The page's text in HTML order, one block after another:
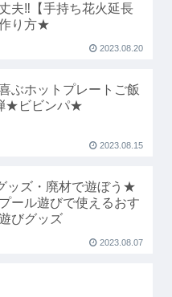
夫‼【手持ち花火延長
り方★
2023.08.20
ぶホットプレートご飯
★ビビンパ★
2023.08.15
ッズ・廃材で遊ぼう★
ール遊びで使えるおす
びグッズ
2023.08.07